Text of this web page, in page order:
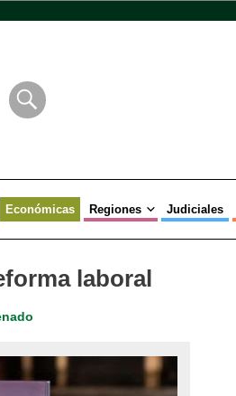
Económicas Regiones Judiciales
laboral